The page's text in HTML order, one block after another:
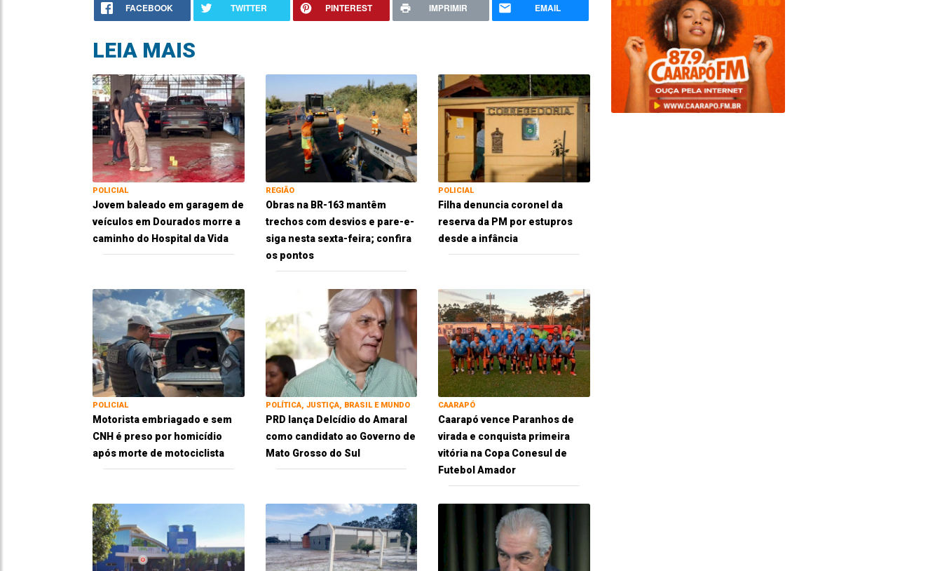
FACEBOOK TWITTER PINTEREST IMPRIMIR EMAIL
LEIA MAIS
POLICIAL
Jovem baleado em garagem de
veículos em Dourados morre a
caminho do Hospital da Vida
REGIÃO
Obras na BR-163 mantêm
trechos com desvios e pare-e-
siga nesta sexta-feira; confira
os pontos
POLICIAL
Filha denuncia coronel da
reserva da PM por estupros
desde a infância
POLICIAL
Motorista embriagado e sem
CNH é preso por homicídio
após morte de motociclista
POLÍTICA, JUSTIÇA, BRASIL E MUNDO
PRD lança Delcídio do Amaral
como candidato ao Governo de
Mato Grosso do Sul
CAARAPÓ
Caarapó vence Paranhos de
virada e conquista primeira
vitória na Copa Conesul de
Futebol Amador